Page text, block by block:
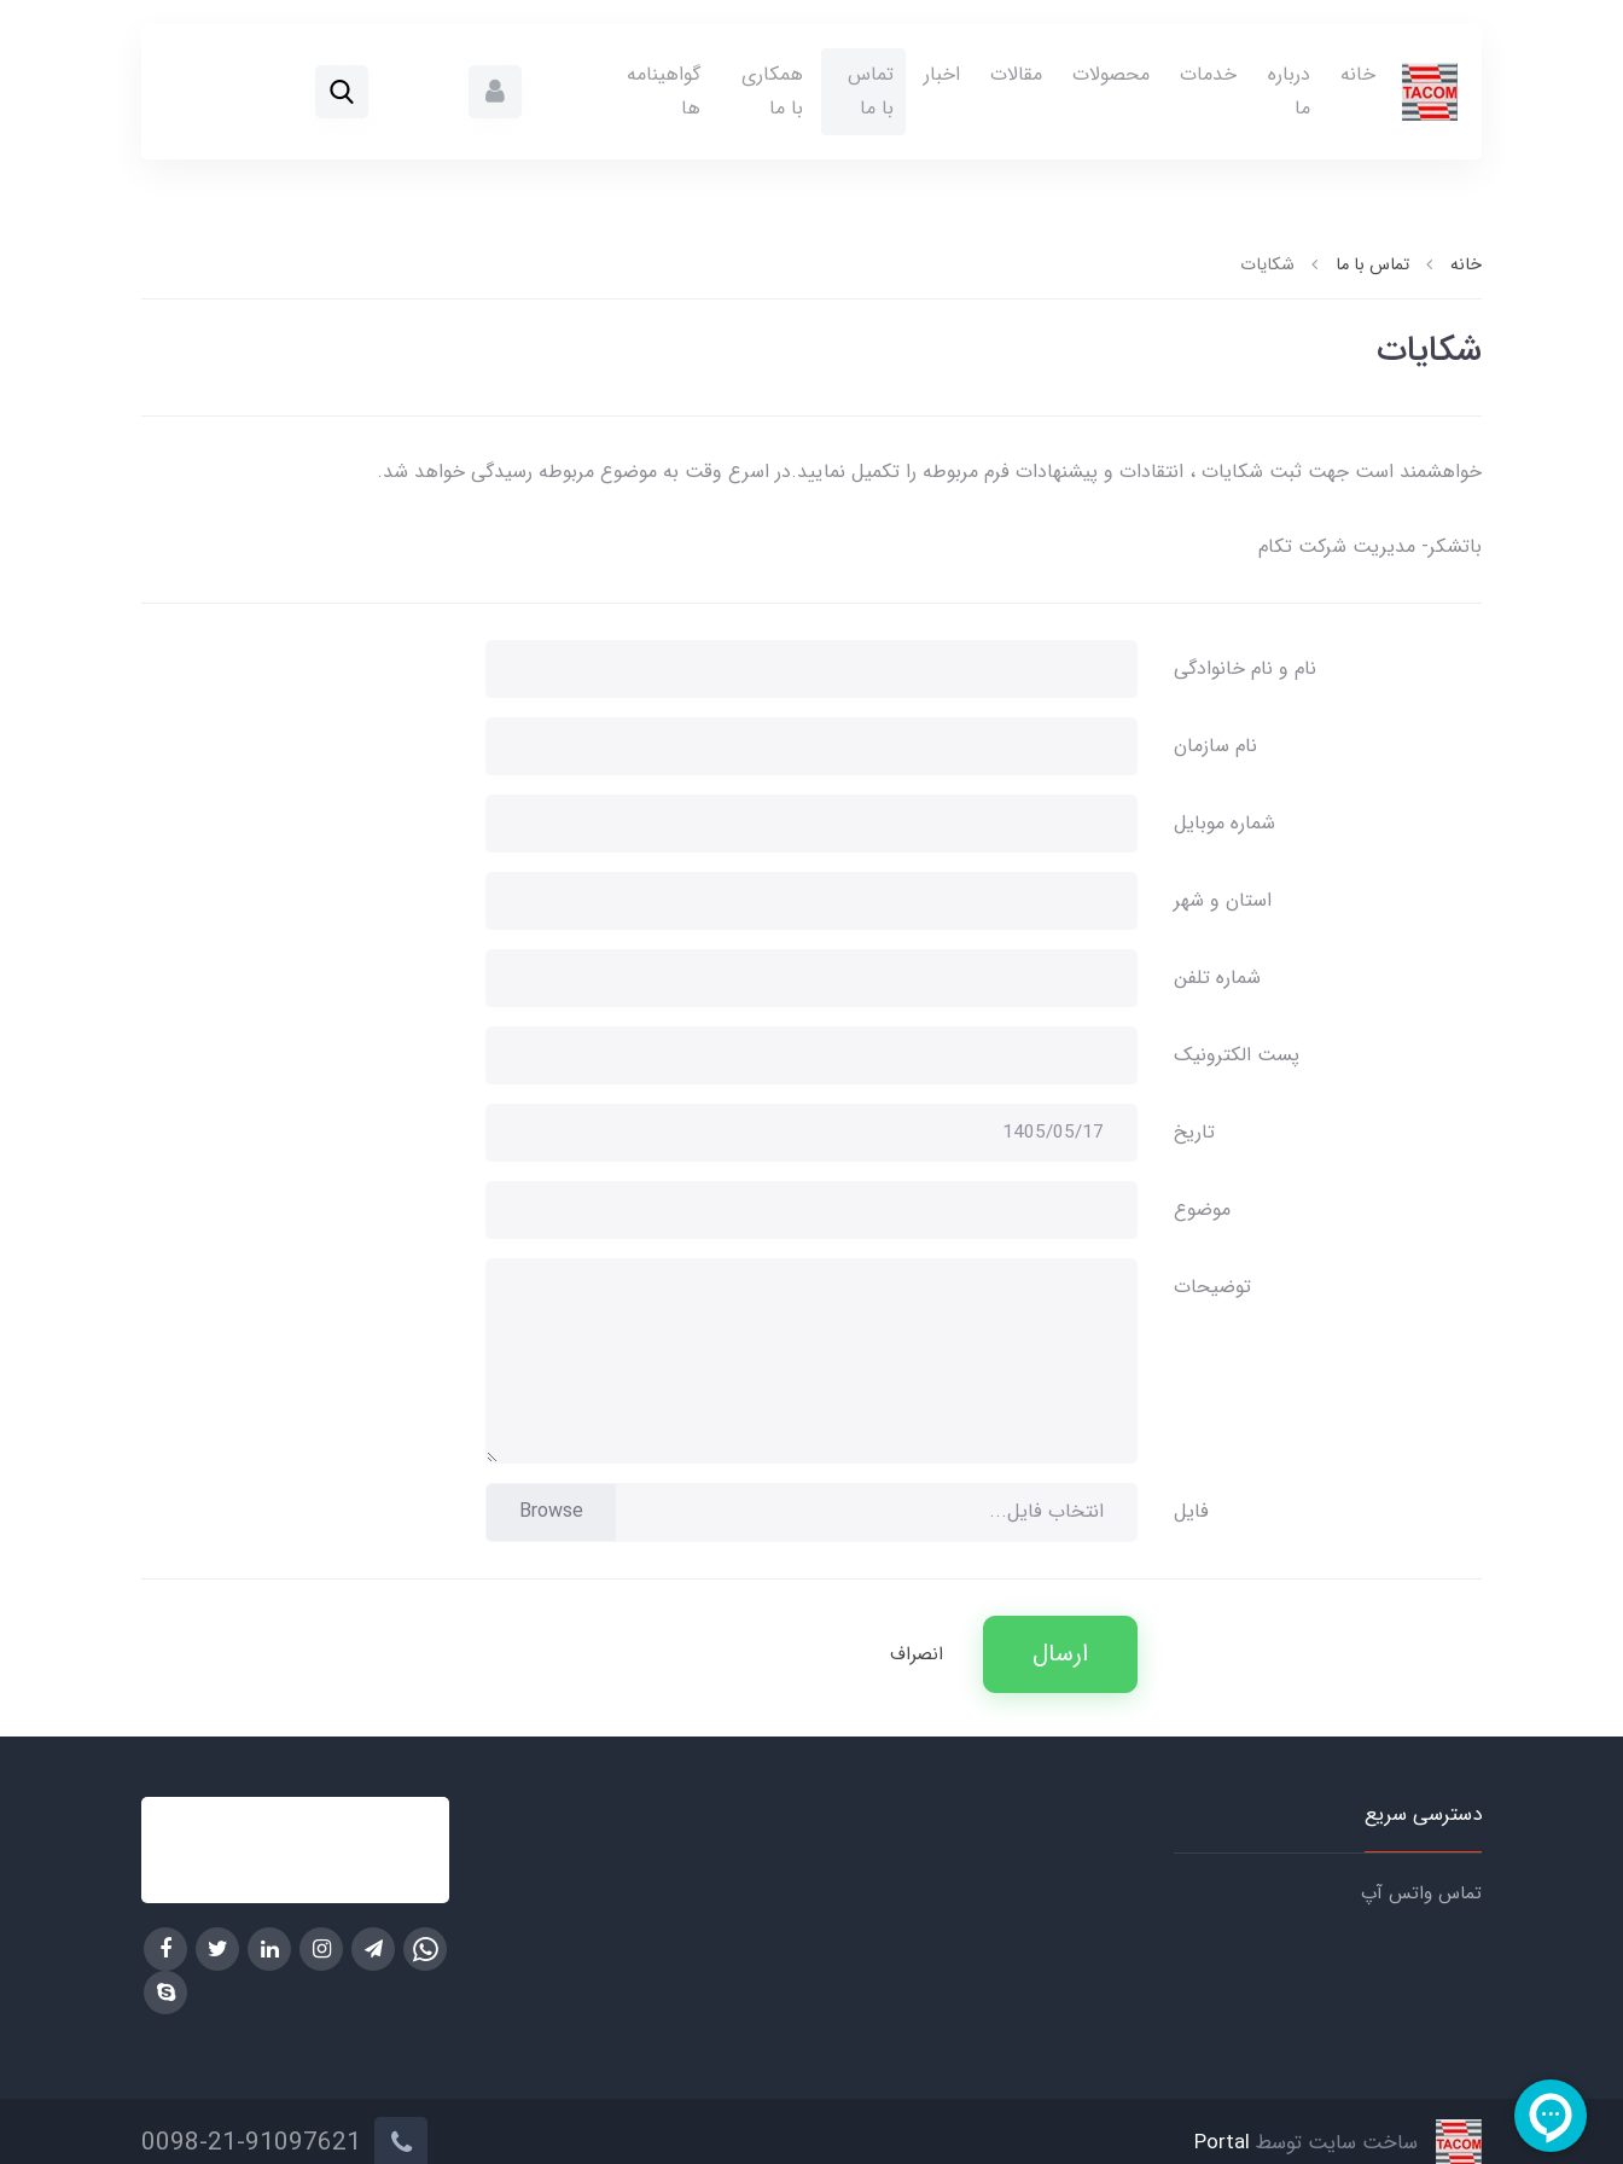
خانه
درباره
ما
خدمات محصولات مقالات اخبار
تماس
با ما
همکاری
با ما
گواهینامه
ها
خانه تماس با ما شکایات
شکایات
خواهشمند است جهت ثبت شکایات ، انتقادات و پیشنهادات فرم مربوطه را تکمیل نمایید.در اسرع وقت به موضوع مربوطه رسیدگی خواهد شد.
باتشکر- مدیریت شرکت تکام
نام و نام خانوادگی
نام سازمان
شماره موبایل
استان و شهر
شماره تلفن
پست الکترونیک
تاریخ
موضوع
توضیحات
فایل انتخاب فایل...
ارسال انصراف
دسترسی سریع
تماس واتس آپ
ساخت سایت توسط Portal